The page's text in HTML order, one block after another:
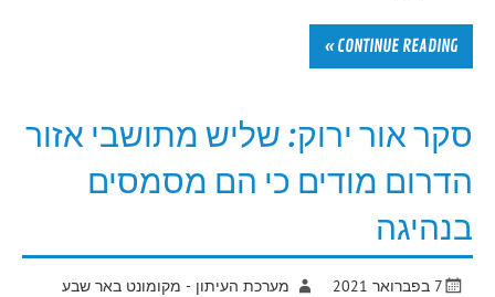
CONTINUE READING »
סקר אור ירוק: שליש מתושבי אזור
הדרום מודים כי הם מסמסים
בנהיגה
7 בפברואר 2021
מערכת העיתון - מקומונט באר שבע